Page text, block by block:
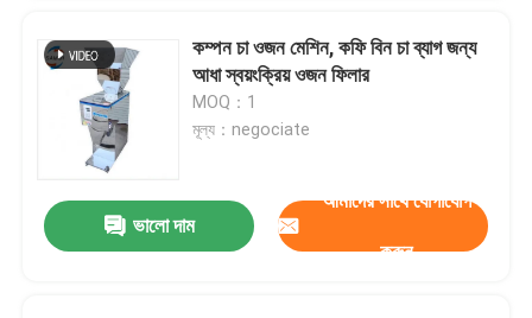
কম্পন চা ওজন মেশিন, কফি বিন চা ব্যাগ জন্য
আধা স্বয়ংক্রিয় ওজন ফিলার
MOQ：1
মূল্য：negociate
ভালো দাম
আমাদের সাথে যোগাযোগ
করুন